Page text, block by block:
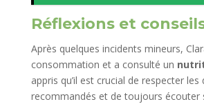
Réflexions et
Après quelques incidents mineurs,
consommation et a consulté un
appris qu’il est crucial de respecter les
recommandés et de toujours écouter